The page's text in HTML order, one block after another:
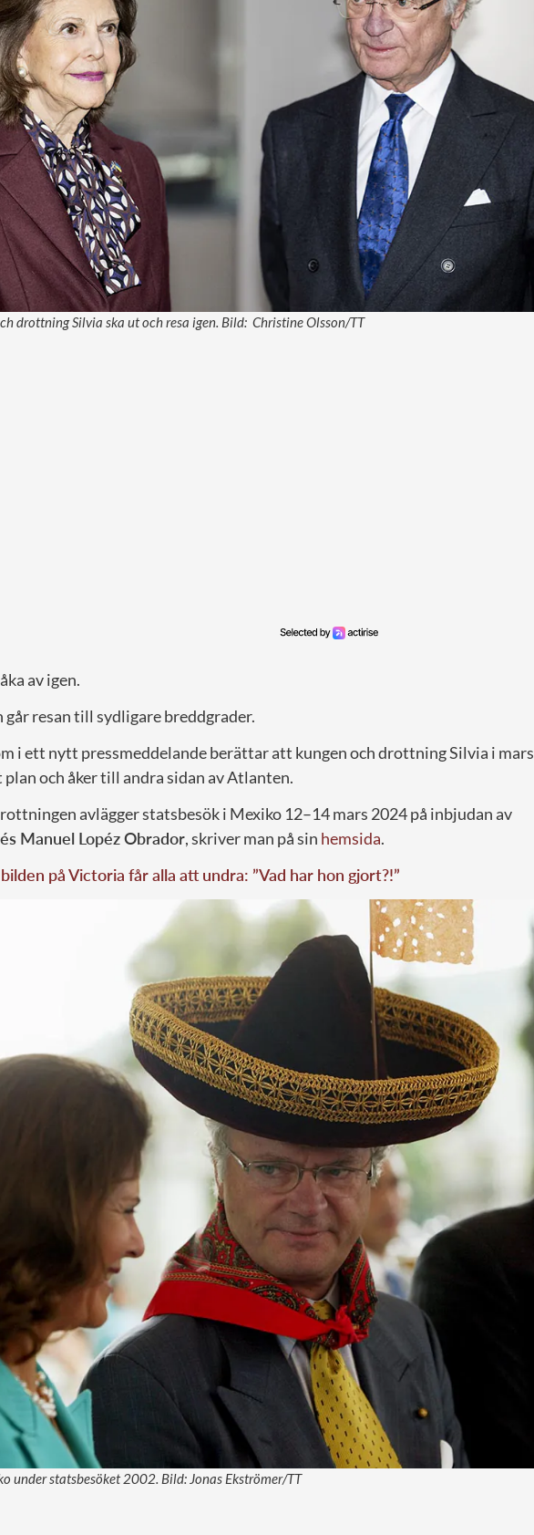
drottning Silvia ska ut och resa igen. Bild: Christine Olsson/TT
av igen.
går resan till sydligare breddgrader.
i ett nytt pressmeddelande berättar att kungen och drottning Silvia i mars
och åker till andra sidan av Atlanten.
avlägger statsbesök i Mexiko 12–14 mars 2024 på inbjudan av
Manuel Lopéz Obrador, skriver man på sin hemsida.
på Victoria får alla att undra: ”Vad har hon gjort?!”
under statsbesöket 2002. Bild: Jonas Ekströmer/TT